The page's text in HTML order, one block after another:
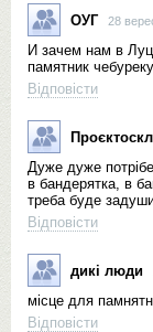
ОУГ 28
И зачем нам в
памятник
Відповісти
Дуже дуже
в бандерятка, в
треба буде
Відповісти
дикі люди
місце для
Відповісти